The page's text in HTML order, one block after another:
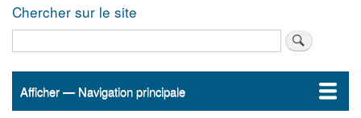
Chercher sur le site
Navigation
Afficher — Navigation principale